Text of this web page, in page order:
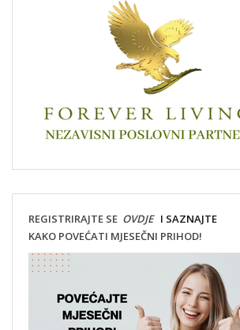
REGISTRIRAJTE SE OVDJEI SAZNAJTE
KAKO POVEĆATI MJESEČNI PRIHOD!